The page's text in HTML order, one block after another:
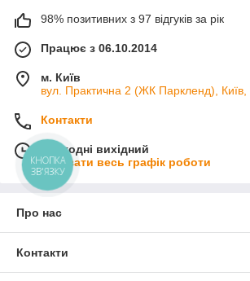
98% позитивних з 97 відгуків за рік
Працює з 06.10.2014
м. Київ
вул. Практична 2 (ЖК Паркленд), Київ,
Контакти
Сьогодні вихідний
Показати весь графік роботи
Про нас
Контакти
КНОПКА
ЗВ'ЯЗКУ